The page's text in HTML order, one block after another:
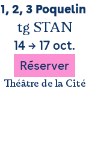
1, 2, 3 Poquelin
tg STAN
14 → 17 oct.
Réserver
Théâtre de la Cité